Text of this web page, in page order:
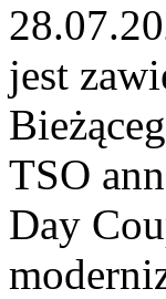
jest
TSO
Day